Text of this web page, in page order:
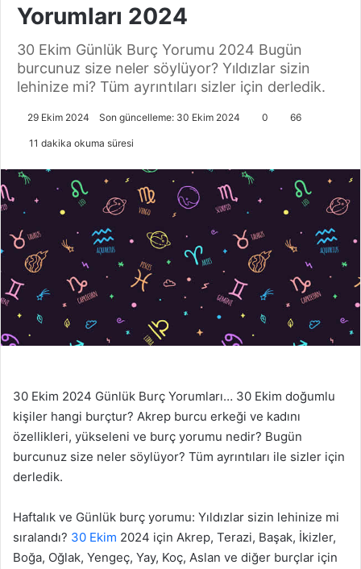
Yorumları 2024
30 Ekim Günlük Burç Yorumu 2024 Bugün
burcunuz size neler söylüyor? Yıldızlar sizin
lehinize mi? Tüm ayrıntıları sizler için derledik.
29 Ekim 2024 Son güncelleme: 30 Ekim 2024 0 66
11 dakika okuma süresi
30 Ekim 2024 Günlük Burç Yorumları… 30 Ekim doğumlu
kişiler hangi burçtur? Akrep burcu erkeği ve kadını
özellikleri, yükseleni ve burç yorumu nedir? Bugün
burcunuz size neler söylüyor? Tüm ayrıntıları ile sizler için
derledik.
Haftalık ve Günlük burç yorumu: Yıldızlar sizin lehinize mi
sıralandı? 30 Ekim 2024 için Akrep, Terazi, Başak, İkizler,
Boğa, Oğlak, Yengeç, Yay, Koç, Aslan ve diğer burçlar için